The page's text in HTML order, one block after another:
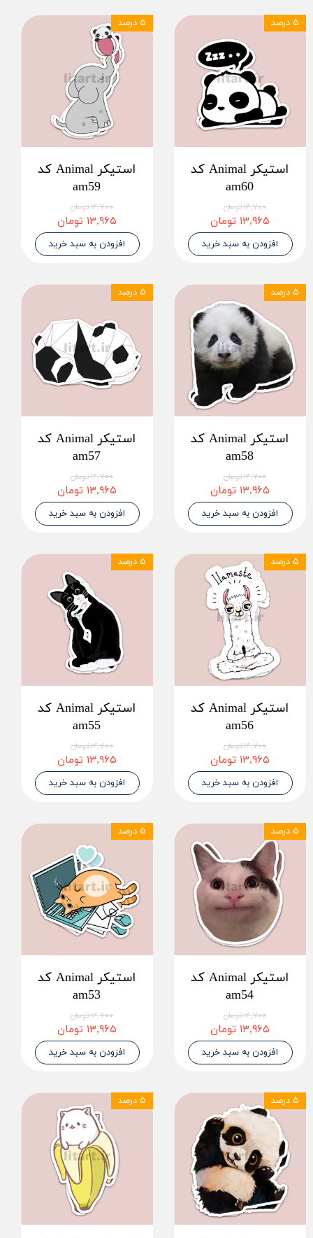
استیکر Animal کد
am60
۱۴,۷۰۰ تومان
۱۳,۹۶۵ تومان
افزودن به سبد خرید
۵ درصد
استیکر Animal کد
am59
۱۴,۷۰۰ تومان
۱۳,۹۶۵ تومان
افزودن به سبد خرید
۵ درصد
استیکر Animal کد
am58
۱۴,۷۰۰ تومان
۱۳,۹۶۵ تومان
افزودن به سبد خرید
۵ درصد
استیکر Animal کد
am57
۱۴,۷۰۰ تومان
۱۳,۹۶۵ تومان
افزودن به سبد خرید
۵ درصد
استیکر Animal کد
am56
۱۴,۷۰۰ تومان
۱۳,۹۶۵ تومان
افزودن به سبد خرید
۵ درصد
استیکر Animal کد
am55
۱۴,۷۰۰ تومان
۱۳,۹۶۵ تومان
افزودن به سبد خرید
۵ درصد
استیکر Animal کد
am54
۱۴,۷۰۰ تومان
۱۳,۹۶۵ تومان
افزودن به سبد خرید
۵ درصد
استیکر Animal کد
am53
۱۴,۷۰۰ تومان
۱۳,۹۶۵ تومان
افزودن به سبد خرید
۵ درصد
۵ درصد ۵ درصد